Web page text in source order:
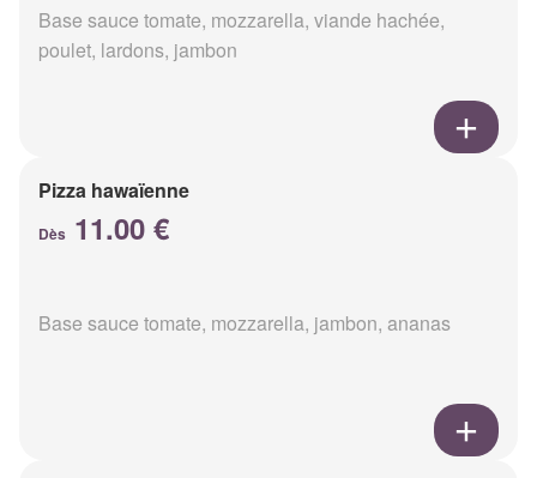
Base sauce tomate, mozzarella, viande hachée,
poulet, lardons, jambon
Pizza hawaïenne
Dès 11.00 €
Base sauce tomate, mozzarella, jambon, ananas